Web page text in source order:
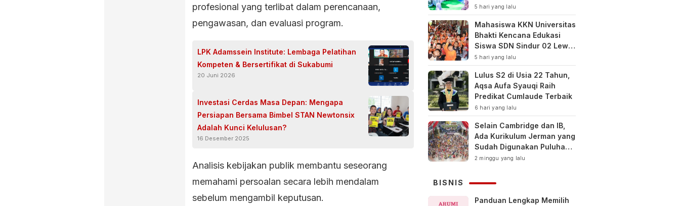
profesional yang terlibat dalam perencanaan,
pengawasan, dan evaluasi program.
LPK Adamssein Institute: Lembaga Pelatihan
Kompeten & Bersertifikat di Sukabumi
20 Juni 2026
Investasi Cerdas Masa Depan: Mengapa
Persiapan Bersama Bimbel STAN Newtonsix
Adalah Kunci Kelulusan?
16 Desember 2025
Analisis kebijakan publik membantu seseorang
memahami persoalan secara lebih mendalam
sebelum mengambil keputusan.
Sejak Dini di SDN Pacul 1
dan TK Kartini
5 hari yang lalu
Mahasiswa KKN Universitas
Bhakti Kencana Edukasi
Siswa SDN Sindur 02 Lewat
Program SIGERCEP
5 hari yang lalu
Lulus S2 di Usia 22 Tahun,
Aqsa Aufa Syauqi Raih
Predikat Cumlaude Terbaik
6 hari yang lalu
Selain Cambridge dan IB,
Ada Kurikulum Jerman yang
Sudah Digunakan Puluhan
Tahun di Indonesia
2 minggu yang lalu
BISNIS
Panduan Lengkap Memilih